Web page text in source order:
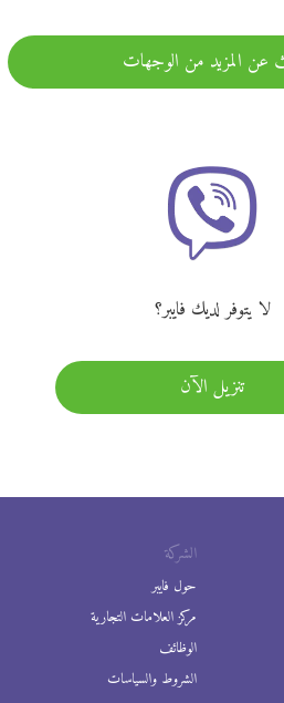
عن المزيد من الوجهات
لا يتوفر لديك فايبر؟
تنزيل الآن
الشركة
حول فايبر
مركز العلامات التجارية
الوظائف
الشروط والسياسات